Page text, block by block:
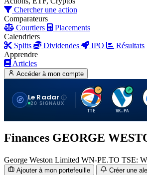
Chercher une action
Comparateurs
Courtiers
Placements
Calendriers
Splits
Dividendes IPO
Résultats
Apprendre
Articles
Accéder à mon compte
Le Radar
20 SIGNAUX
T
TTE
V
VK.PA
Finances GEORGE
George Weston Limited WN-PE.TO TSE:
Ajouter à mon portefeuille Créer une